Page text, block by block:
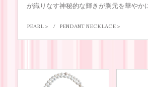
が織りなす神秘的な輝きが胸元を華やか
PEARL PENDANT NECKLACE